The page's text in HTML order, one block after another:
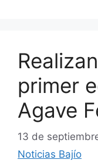
primer
Agave
13 de
Noticias Bajío